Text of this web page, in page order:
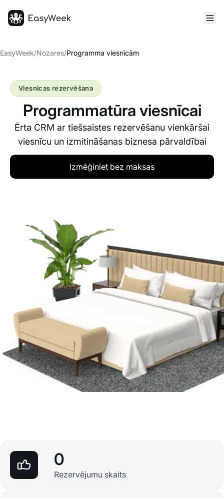
EasyWeek/Nozares/Programma viesnīcām
Programmatūra viesnīcai
Ērta CRM ar tiešsaistes rezervēšanu vienkāršai
viesnīcu un izmitināšanas biznesa pārvaldībai
Viesnīcas rezervēšana
Izmēģiniet bez maksas
0
Rezervējumu skaits